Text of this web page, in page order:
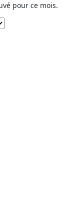
pour ce mois.